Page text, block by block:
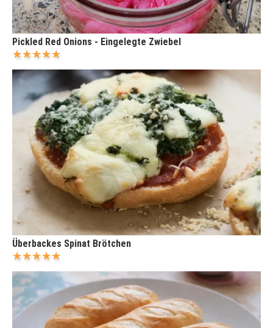
Pickled Red Onions - Eingelegte Zwiebel
Überbackes Spinat Brötchen